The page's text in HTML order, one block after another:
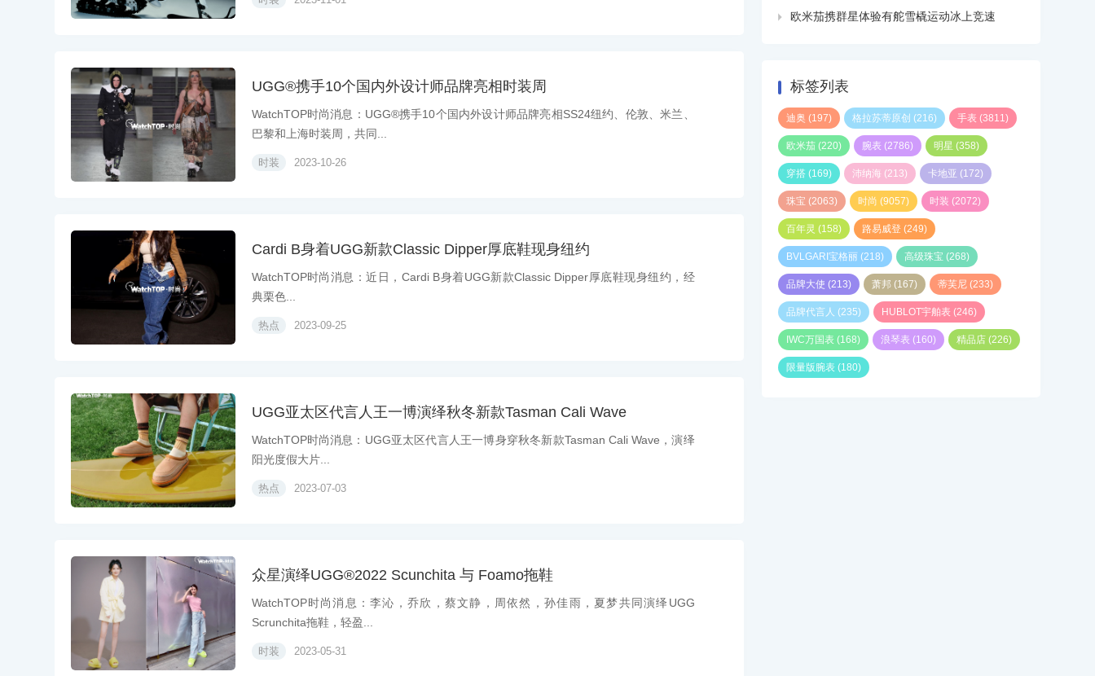
UGG®携手10个国内外设计师品牌亮相时装周
WatchTOP时尚消息：UGG®携手10个国内外设计师品牌亮相SS24纽约、伦敦、米兰、
巴黎和上海时装周，共同...
时装 2023-10-26
Cardi B身着UGG新款Classic Dipper厚底鞋现身纽约
WatchTOP时尚消息：近日，Cardi B身着UGG新款Classic Dipper厚底鞋现身纽约，经
典栗色...
热点 2023-09-25
UGG亚太区代言人王一博演绎秋冬新款Tasman Cali Wave
WatchTOP时尚消息：UGG亚太区代言人王一博身穿秋冬新款Tasman Cali Wave，演绎
阳光度假大片...
热点 2023-07-03
众星演绎UGG®2022 Scunchita 与 Foamo拖鞋
WatchTOP时尚消息：李沁，乔欣，蔡文静，周依然，孙佳雨，夏梦共同演绎UGG
Scrunchita拖鞋，轻盈...
时装 2023-05-31

欧米茄携群星体验有舵雪橇运动冰上竞速
标签列表
迪奥 (197) 格拉苏蒂原创 (216) 手表 (3811)
欧米茄 (220) 腕表 (2786) 明星 (358)
穿搭 (169) 沛纳海 (213) 卡地亚 (172)
珠宝 (2063) 时尚 (9057) 时装 (2072)
百年灵 (158) 路易威登 (249)
BVLGARI宝格丽 (218) 高级珠宝 (268)
品牌大使 (213) 萧邦 (167) 蒂芙尼 (233)
品牌代言人 (235) HUBLOT宇舶表 (246)
IWC万国表 (168) 浪琴表 (160) 精品店 (226)
限量版腕表 (180)